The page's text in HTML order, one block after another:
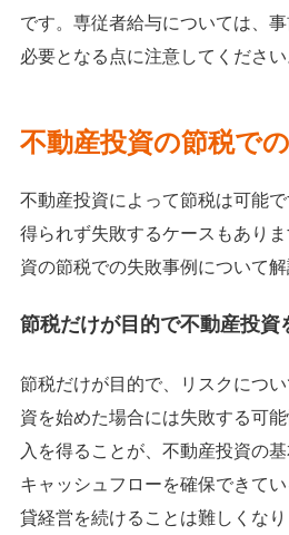
です。専従者給与については、
必要となる点に注意してください
不動産投資の節税で
不動産投資によって節税は可能
得られず失敗するケースもあり
資の節税での失敗事例について解
節税だけが目的で不動産投資
節税だけが目的で、リスクにつ
資を始めた場合には失敗する可
入を得ることが、不動産投資の
キャッシュフローを確保できて
貸経営を続けることは難しくなり